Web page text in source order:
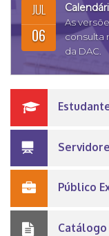
JUL
06
As
consulta
da DAC.
Público
Catálogo